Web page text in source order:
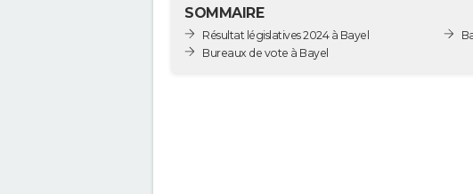
SOMMAIRE
Résultat législatives 2024 à Bayel
Bureaux de vote à Bayel